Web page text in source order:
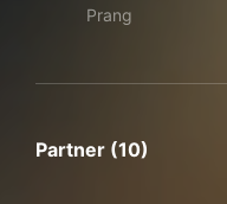
Prang
Partner (10)